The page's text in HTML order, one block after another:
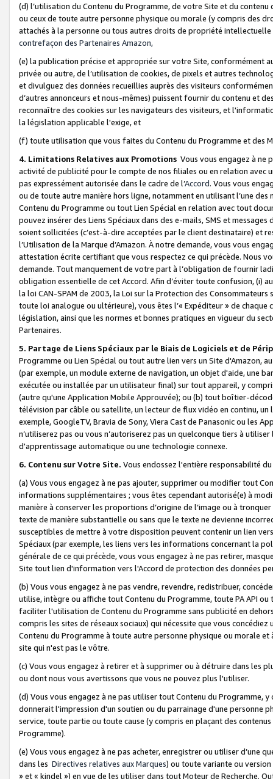
(d) l’utilisation du Contenu du Programme, de votre Site et du
ou ceux de toute autre personne physique ou morale (y compris des
attachés à la personne ou tous autres droits de propriété
contrefaçon des Partenaires Amazon,
(e) la publication précise et appropriée sur votre Site, conformément
privée ou autre, de l’utilisation de cookies, de pixels et autres
et divulguez des données recueillies auprès des visiteurs
d’autres annonceurs et nous-mêmes) puissent fournir du contenu et
reconnaître des cookies sur les navigateurs des visiteurs, et
la législation applicable l'exige, et
(f) toute utilisation que vous faites du Contenu du Programme et des
4. Limitations Relatives aux Promotions Vous vous engagez à ne
activité de publicité pour le compte de nos filiales ou en relation avec
pas expressément autorisée dans le cadre de l’Accord. Vous vous
ou de toute autre manière hors ligne, notamment en utilisant l’une
Contenu du Programme ou tout Lien Spécial en relation avec tout
pouvez insérer des Liens Spéciaux dans des e-mails, SMS et
soient sollicitées (c’est-à-dire acceptées par le client destinataire) et
l’Utilisation de la Marque d’Amazon. À notre demande, vous vous
attestation écrite certifiant que vous respectez ce qui précède. Nous
demande. Tout manquement de votre part à l’obligation de fournir
obligation essentielle de cet Accord. Afin d’éviter toute confusion, (i)
la loi CAN-SPAM de 2003, la Loi sur la Protection des
toute loi analogue ou ultérieure), vous êtes l’« Expéditeur » de
législation, ainsi que les normes et bonnes pratiques en vigueur du
Partenaires.
5. Partage de Liens Spéciaux par le Biais de Logiciels et de
Programme ou Lien Spécial ou tout autre lien vers un Site d'Amazon,
(par exemple, un module externe de navigation, un objet d'aide, une
exécutée ou installée par un utilisateur final) sur tout appareil, y
(autre qu'une Application Mobile Approuvée); ou (b) tout boîtier-
télévision par câble ou satellite, un lecteur de flux vidéo en continu,
exemple, GoogleTV, Bravia de Sony, Viera Cast de Panasonic ou les
n’utiliserez pas ou vous n’autoriserez pas un quelconque tiers à
d'apprentissage automatique ou une technologie connexe.
6. Contenu sur Votre Site. Vous endossez l'entière responsabilité
(a) Vous vous engagez à ne pas ajouter, supprimer ou modifier tout
informations supplémentaires ; vous êtes cependant autorisé(e) à
manière à conserver les proportions d’origine de l’image ou à
texte de manière substantielle ou sans que le texte ne devienne
susceptibles de mettre à votre disposition peuvent contenir un lien
Spéciaux (par exemple, les liens vers les informations concernant la
générale de ce qui précède, vous vous engagez à ne pas retirer,
Site tout lien d'information vers l'Accord de protection des données
(b) Vous vous engagez à ne pas vendre, revendre, redistribuer,
utilise, intègre ou affiche tout Contenu du Programme, toute PA API
faciliter l'utilisation de Contenu du Programme sans publicité en
compris les sites de réseaux sociaux) qui nécessite que vous
Contenu du Programme à toute autre personne physique ou morale
site qui n'est pas le vôtre.
(c) Vous vous engagez à retirer et à supprimer ou à détruire dans les
ou dont nous vous avertissons que vous ne pouvez plus l'utiliser.
(d) Vous vous engagez à ne pas utiliser tout Contenu du Programme,
donnerait l'impression d'un soutien ou du parrainage d'une personne
service, toute partie ou toute cause (y compris en plaçant des
Programme).
(e) Vous vous engagez à ne pas acheter, enregistrer ou utiliser d’une
dans les Directives relatives aux Marques) ou toute variante ou
» et « kindel ») en vue de les utiliser dans tout Moteur de Recherche.